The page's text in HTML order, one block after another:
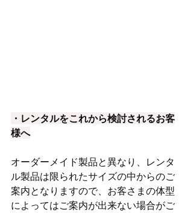
・レンタルをこれから検討されるお客
様へ
オーダーメイド製品と異なり、レンタ
ル製品は限られたサイズの中からのご
案内となりますので、お客さまの体型
によってはご案内が出来ない場合がご